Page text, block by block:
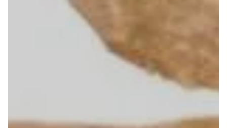
Bun brioché, steak du boucher smashé, salade,
tomates, cornichons, oignons caramélisés, cheddar,